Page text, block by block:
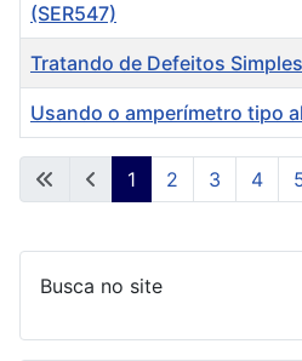
Artigos
(SER547)
Tratando de Defeitos
Usando o amperímetro tipo
1 2 3 4
Busca no site